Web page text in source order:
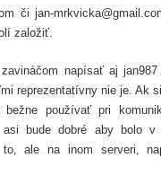
či jan-
založiť.
napísať aj
reprezentatívny nie je. Ak
používať pri
asi bude dobré aby bolo v
ale na inom serveri,